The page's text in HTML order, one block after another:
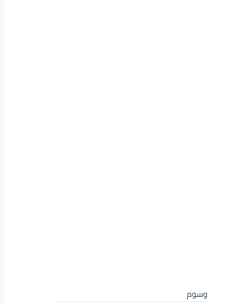
وسوم